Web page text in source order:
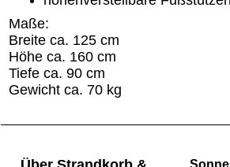
Maße:
Breite ca. 125 cm
Höhe ca. 160 cm
Tiefe ca. 90 cm
Gewicht ca. 70 kg